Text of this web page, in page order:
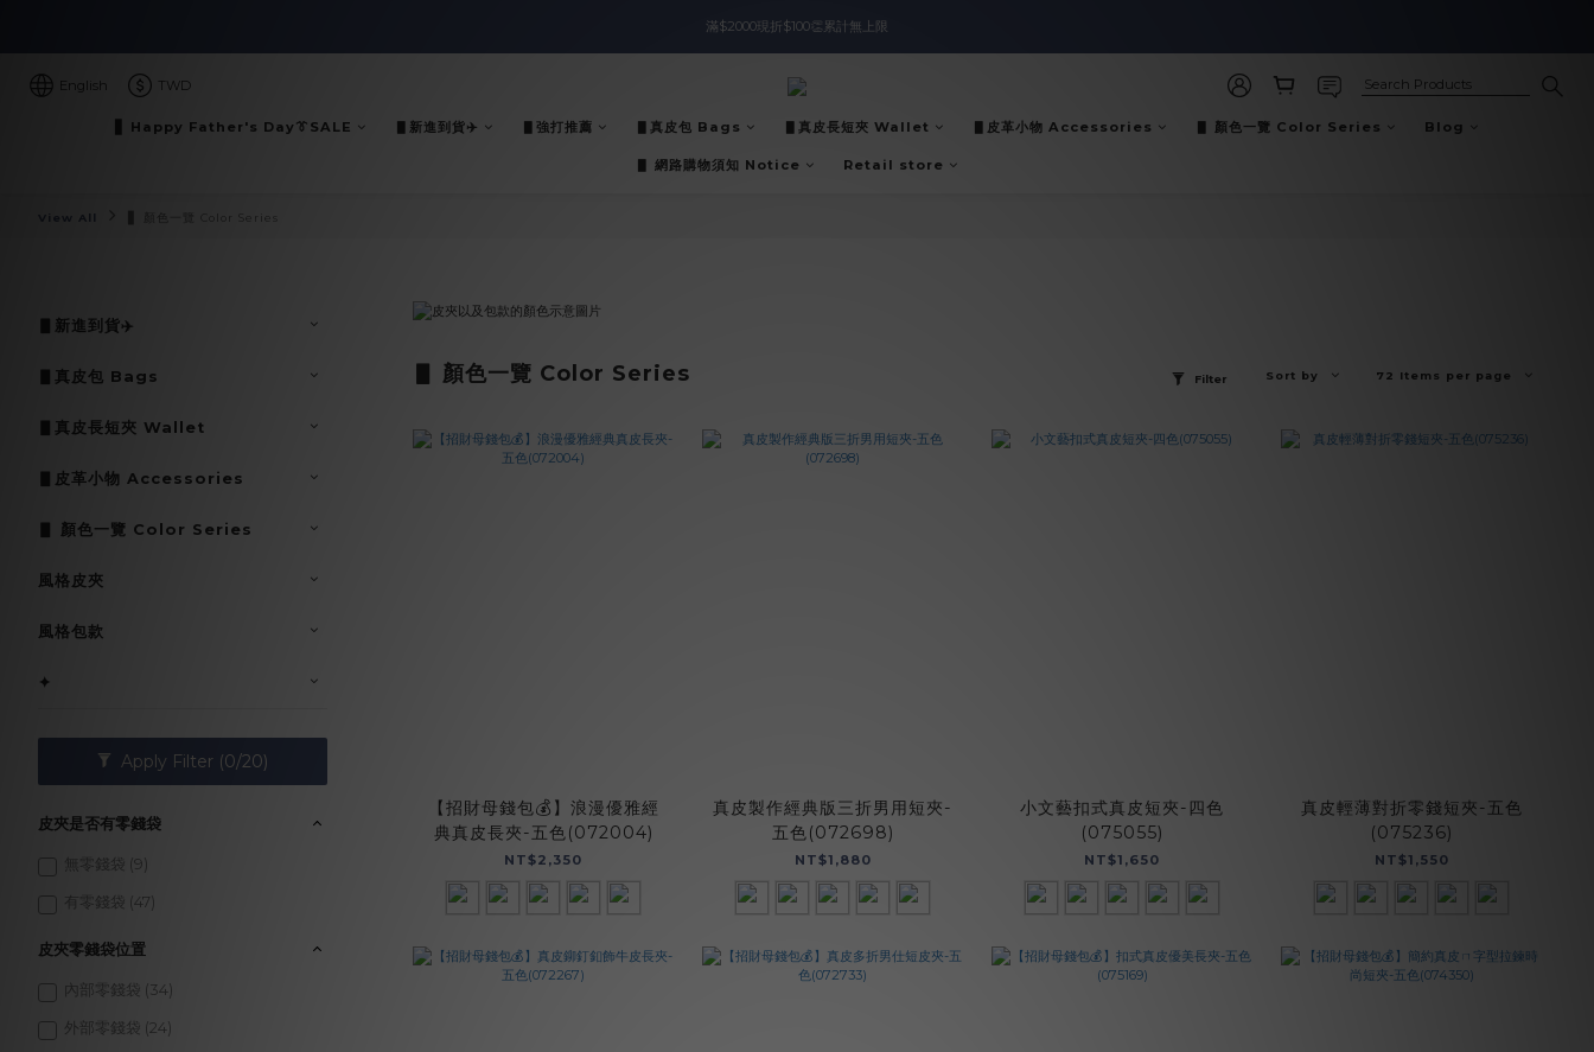
入會即領$888購物金🙌
滿$2000現折$100👏累計無上限
入會即領$888購物金🙌
English TWD
▋ Happy Father's Day👔SALE ▋新進到貨✈️ ▋強打推薦 ▋真皮包 Bags ▋真皮長短夾 Wallet ▋皮革小物 Accessories ▋ 顏色一覽 Color Series Blog
▋ 網路購物須知 Notice Retail store
View All ▋ 顏色一覽 Color Series
▋新進到貨✈️
▋真皮包 Bags
▋真皮長短夾 Wallet
▋皮革小物 Accessories
▋ 顏色一覽 Color Series
風格皮夾
風格包款
✦
Apply Filter (0/20)
皮夾是否有零錢袋
無零錢袋 (9)
有零錢袋 (47)
皮夾零錢袋位置
內部零錢袋 (34)
外部零錢袋 (24)
▋ 顏色一覽 Color Series Filter Sort by 72 Items per page
【招財母錢包💰】浪漫優雅經
典真皮長夾-五色(072004)
NT$2,350
真皮製作經典版三折男用短夾-
五色(072698)
NT$1,880
小文藝扣式真皮短夾-四色
(075055)
NT$1,650
真皮輕薄對折零錢短夾-五色
(075236)
NT$1,550